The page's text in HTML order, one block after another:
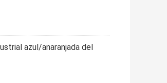
azul/anaranjada del